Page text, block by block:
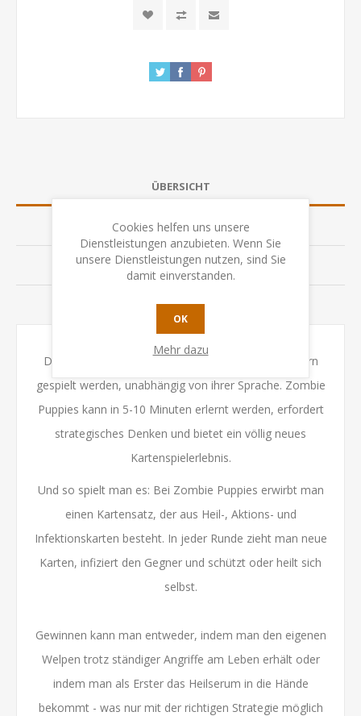
ÜBERSICHT
SPEZIFIKATION
BEWERTUNGEN
KONTAKTIEREN SIE UNS
Dieses dynamische Kartenspiel kann mit 2-5 Spielern
gespielt werden, unabhängig von ihrer Sprache. Zombie
Puppies kann in 5-10 Minuten erlernt werden, erfordert
strategisches Denken und bietet ein völlig neues
Kartenspielerlebnis.
Und so spielt man es: Bei Zombie Puppies erwirbt man
einen Kartensatz, der aus Heil-, Aktions- und
Infektionskarten besteht. In jeder Runde zieht man neue
Karten, infiziert den Gegner und schützt oder heilt sich
selbst.
Gewinnen kann man entweder, indem man den eigenen
Welpen trotz ständiger Angriffe am Leben erhält oder
indem man als Erster das Heilserum in die Hände
bekommt - was nur mit der richtigen Strategie möglich
Cookies helfen uns unsere
Dienstleistungen anzubieten. Wenn Sie
unsere Dienstleistungen nutzen, sind Sie
damit einverstanden.
OK
Mehr dazu